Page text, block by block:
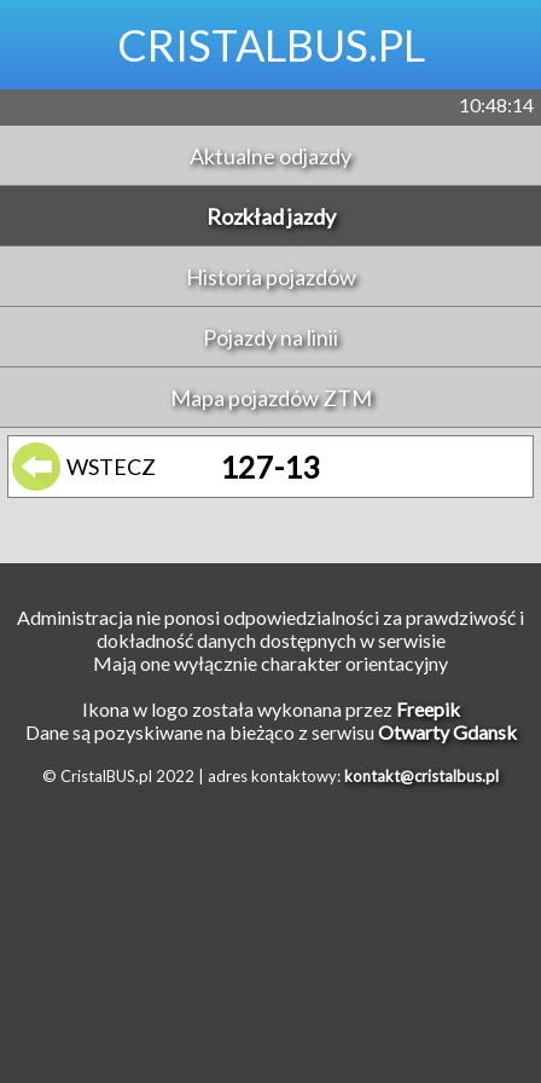
CRISTALBUS.PL
10:48:14
Aktualne odjazdy
Rozkład jazdy
Historia pojazdów
Pojazdy na linii
Mapa pojazdów ZTM
WSTECZ 127-13
Administracja nie ponosi odpowiedzialności za prawdziwość i
dokładność danych dostępnych w serwisie
Mają one wyłącznie charakter orientacyjny
Ikona w logo została wykonana przez Freepik
Dane są pozyskiwane na bieżąco z serwisuOtwarty Gdansk
© CristalBUS.pl 2022 | adres kontaktowy: kontakt@cristalbus.pl